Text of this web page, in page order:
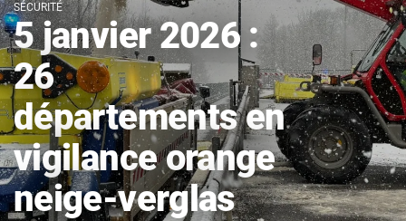
SÉCURITÉ
5 janvier 2026 :
26
départements en
vigilance orange
neige-verglas